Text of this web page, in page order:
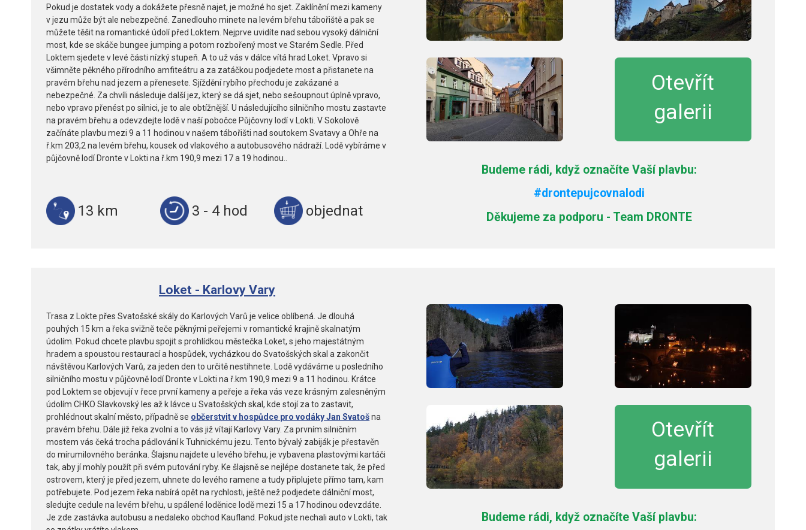
Pokud je dostatek vody a dokážete přesně najet, je možné ho sjet. Zaklínění mezi kameny
v jezu může být ale nebezpečné. Zanedlouho minete na levém břehu tábořiště a pak se
můžete těšit na romantické údolí před Loktem. Nejprve uvidíte nad sebou vysoký dálniční
most, kde se skáče bungee jumping a potom rozbořený most ve Starém Sedle. Před
Loktem sjedete v levé části nízký stupeň. A to už vás v dálce vítá hrad Loket. Vpravo si
všimněte pěkného přírodního amfiteátru a za zatáčkou podjedete most a přistanete na
pravém břehu nad jezem a přenesete. Sjíždění rybího přechodu je zakázané a
nebezpečné. Za chvíli následuje další jez, který se dá sjet, nebo sešoupnout úplně vpravo,
nebo vpravo přenést po silnici, je to ale obtížnější. U následujícího silničního mostu zastavte
na pravém břehu a odevzdejte lodě v naší pobočce Půjčovny lodí v Lokti. V Sokolově
začínáte plavbu mezi 9 a 11 hodinou v našem tábořišti nad soutokem Svatavy a Ohře na
ř.km 203,2 na levém břehu, kousek od vlakového a autobusového nádraží. Lodě vybíráme v
půjčovně lodí Dronte v Lokti na ř.km 190,9 mezi 17 a 19 hodinou..
13 km 3 - 4 hod objednat
Otevřít
galerii
Budeme rádi, když označíte Vaší plavbu:
#drontepujcovnalodi
Děkujeme za podporu - Team DRONTE
Loket - Karlovy Vary
Trasa z Lokte přes Svatošské skály do Karlových Varů je velice oblíbená. Je dlouhá
pouhých 15 km a řeka svižně teče pěknými peřejemi v romantické krajině skalnatým
údolím. Pokud chcete plavbu spojit s prohlídkou městečka Loket, s jeho majestátným
hradem a spoustou restaurací a hospůdek, vycházkou do Svatošských skal a zakončit
návštěvou Karlových Varů, za jeden den to určitě nestihnete. Lodě vydáváme u posledního
silničního mostu v půjčovně lodí Dronte v Lokti na ř.km 190,9 mezi 9 a 11 hodinou. Krátce
pod Loktem se objevují v řece první kameny a peřeje a řeka vás veze krásným zalesněným
údolím CHKO Slavkovský les až k lávce u Svatošských skal, kde stojí za to zastavit,
prohlédnout skalní město, případně se občerstvit v hospůdce pro vodáky Jan Svatošna
pravém břehu. Dále již řeka zvolní a to vás již vítají Karlovy Vary. Za prvním silničním
mostem vás čeká trocha pádlování k Tuhnickému jezu. Tento bývalý zabiják je přestavěn
do mírumilovného beránka. Šlajsnu najdete u levého břehu, je vybavena plastovými kartáči
tak, aby jí mohly použít při svém putování ryby. Ke šlajsně se nejlépe dostanete tak, že před
ostrovem, který je před jezem, uhnete do levého ramene a tudy připlujete přímo tam, kam
potřebujete. Pod jezem řeka nabírá opět na rychlosti, ještě než podjedete dálniční most,
sledujte cedule na levém břehu, u spálené loděnice lodě mezi 15 a 17 hodinou odevzdáte.
Je zde zastávka autobusu a nedaleko obchod Kaufland. Pokud jste nechali auto v Lokti, tak
Otevřít
galerii
Budeme rádi, když označíte Vaší plavbu: